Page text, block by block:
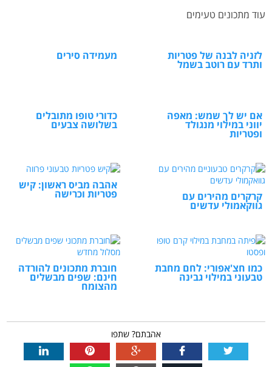
עוד מתכונים טעימים
לזניה לבנה של פטריות
ותרד עם רוטב בשמל
מעמידה סירים
אם יש לך שמש: מאפה
יווני במילוי מנגולד
ופטריות
כדורי טופו מתובלים
בשלושה צבעים
קרקרים מהירים עם
גווקאמולי עדשים
אהבה מביס ראשון: קיש
פטריות וכרישה
כמו חצ'אפורי: לחם מחבת
טבעוני במילוי גבינה
חוברת מתכונים להורדה
חינם: שפים מבשלים
מהצומח
אהבתם? שתפו